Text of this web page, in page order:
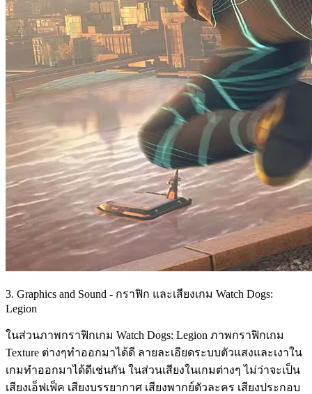
3. Graphics and Sound - กราฟิก และเสียงเกม Watch Dogs:
Legion
ในส่วนภาพกราฟิกเกม Watch Dogs: Legion ภาพกราฟิกเกม
Texture ต่างๆทำออกมาได้ดี ลายละเอียดระบบตัวแสงและเงาใน
เกมทำออกมาได้ดีเช่นกัน ในส่วนเสียงในเกมต่างๆ ไม่ว่าจะเป็น
เสียงเอ็ฟเฟ็ค เสียงบรรยากาศ เสียงพากย์ตัวละคร เสียงประกอบ